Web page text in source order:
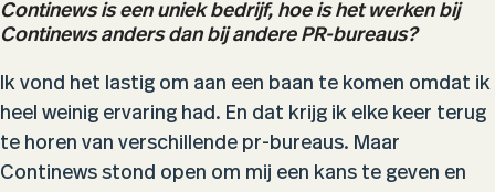
Continews is een uniek bedrijf, hoe is het werken bij
Continews anders dan bij andere PR-bureaus?
Ik vond het lastig om aan een baan te komen omdat ik
heel weinig ervaring had. En dat krijg ik elke keer terug
te horen van verschillende pr-bureaus. Maar
Continews stond open om mij een kans te geven en